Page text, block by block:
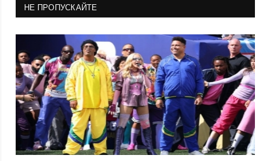
НЕ ПРОПУСКАЙТЕ